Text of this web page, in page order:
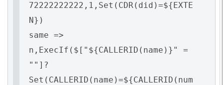
72222222222,1,Set(CDR(did)=${EXTE
N})
same =>
n,ExecIf($["${CALLERID(name)}" =
""]?
Set(CALLERID(name)=${CALLERID(num